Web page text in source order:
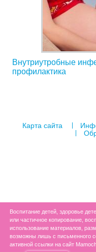
Внутриутробные
профилактика
Карта сайта
Воспитание детей, здоровье
или частичное копирование,
использование материалов,
возможны лишь с письменного
активной ссылки на сайт